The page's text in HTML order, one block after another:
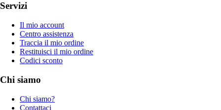
Servizi
Il mio account
Centro assistenza
Traccia il mio ordine
Restituisci il mio ordine
Codici sconto
Chi siamo
Chi siamo?
Contattaci